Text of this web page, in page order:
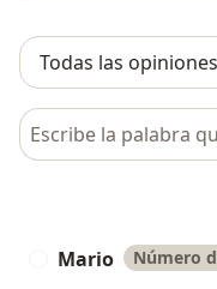
Busca en opiniones
Mario Número